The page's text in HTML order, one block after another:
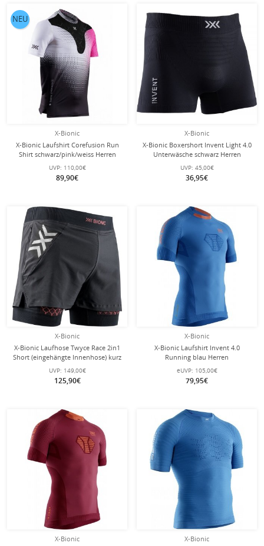
X-Bionic
X-Bionic Laufshirt Corefusion Run
Shirt schwarz/pink/weiss Herren
UVP: 110,00€
89,90€
NEU
X-Bionic
X-Bionic Boxershort Invent Light 4.0
Unterwäsche schwarz Herren
UVP: 45,00€
36,95€
X-Bionic
X-Bionic Laufhose Twyce Race 2in1
Short (eingehängte Innenhose) kurz
UVP: 149,00€
125,90€
X-Bionic
X-Bionic Laufshirt Invent 4.0
Running blau Herren
eUVP: 105,00€
79,95€
X-Bionic
X-Bionic